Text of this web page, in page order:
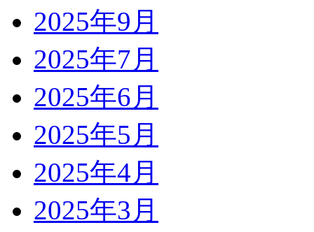
2025年9月
2025年7月
2025年6月
2025年5月
2025年4月
2025年3月